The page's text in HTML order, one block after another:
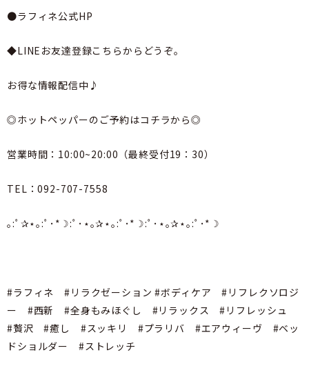
●ラフィネ公式HP
◆LINEお友達登録こちらからどうぞ。
お得な情報配信中♪
◎ホットペッパーのご予約はコチラから◎
営業時間：10:00~20:00（最終受付19：30）
TEL：092-707-7558
｡:ﾟ✰⋆｡:ﾟ･*☽:ﾟ･⋆｡✰⋆｡:ﾟ･*☽:ﾟ･⋆｡✰⋆｡:ﾟ･*☽
#ラフィネ #リラクゼーション #ボディケア #リフレクソロジ
ー #西新 #全身もみほぐし #リラックス #リフレッシュ
#贅沢 #癒し #スッキリ #プラリバ #エアウィーヴ #ベッ
ドショルダー #ストレッチ